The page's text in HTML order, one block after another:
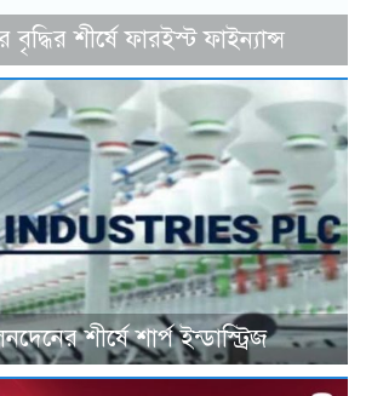
বৃদ্ধির শীর্ষে ফারইস্ট ফাইন্যান্স
শীর্ষে শার্প ইন্ডাস্ট্রিজ